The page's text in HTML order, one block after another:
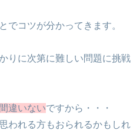
でコツが分かってきます。
りに次第に難しい問題に挑戦
違いないですから・・・
われる方もおられるかもしれ